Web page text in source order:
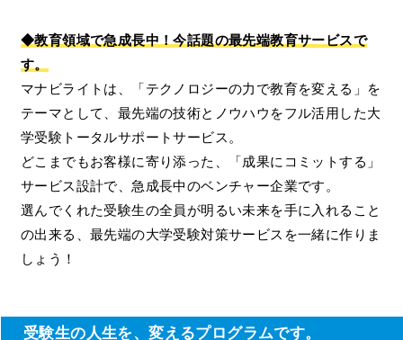
◆教育領域で急成長中！今話題の最先端教育サービスで
す。
マナビライトは、「テクノロジーの力で教育を変える」を
テーマとして、最先端の技術とノウハウをフル活用した大
学受験トータルサポートサービス。
どこまでもお客様に寄り添った、「成果にコミットする」
サービス設計で、急成長中のベンチャー企業です。
選んでくれた受験生の全員が明るい未来を手に入れること
の出来る、最先端の大学受験対策サービスを一緒に作りま
しょう！
受験生の人生を、変えるプログラムです。